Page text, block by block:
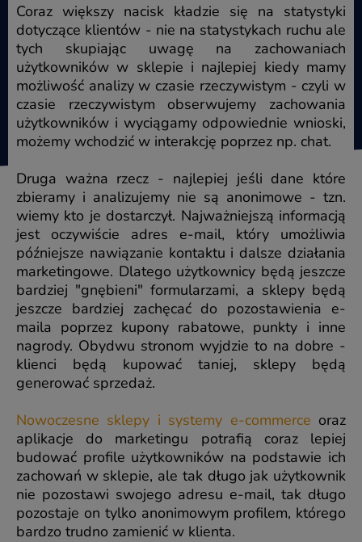
Coraz większy nacisk kładzie się na statystyki
dotyczące klientów - nie na statystykach ruchu ale
tych skupiając uwagę na zachowaniach
użytkowników w sklepie i najlepiej kiedy mamy
możliwość analizy w czasie rzeczywistym - czyli w
czasie rzeczywistym obserwujemy zachowania
użytkowników i wyciągamy odpowiednie wnioski,
możemy wchodzić w interakcję poprzez np. chat.
Druga ważna rzecz - najlepiej jeśli dane które
zbieramy i analizujemy nie są anonimowe - tzn.
wiemy kto je dostarczył. Najważniejszą informacją
jest oczywiście adres e-mail, który umożliwia
późniejsze nawiązanie kontaktu i dalsze działania
marketingowe. Dlatego użytkownicy będą jeszcze
bardziej "gnębieni" formularzami, a sklepy będą
jeszcze bardziej zachęcać do pozostawienia e-
maila poprzez kupony rabatowe, punkty i inne
nagrody. Obydwu stronom wyjdzie to na dobre -
klienci będą kupować taniej, sklepy będą
generować sprzedaż.
Nowoczesne sklepy i systemy e-commerce oraz
aplikacje do marketingu potrafią coraz lepiej
budować profile użytkowników na podstawie ich
zachowań w sklepie, ale tak długo jak użytkownik
nie pozostawi swojego adresu e-mail, tak długo
pozostaje on tylko anonimowym profilem, którego
bardzo trudno zamienić w klienta.